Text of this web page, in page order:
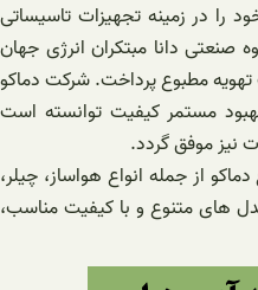
1351 فعالیت خود را در زمینه تجهیزات تاسیساتی
تجاری گروه صنعتی دانا مبتکران انرژی جهان
تهویه مطبوع پرداخت. شرکت دماکو
مستمر کیفیت توانسته است
نیز موفق گردد.
از جمله انواع هواساز، چیلر،
های متنوع و با کیفیت مناسب،